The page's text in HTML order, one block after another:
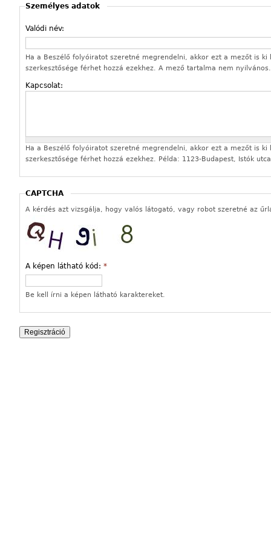
Személyes adatok
Valódi név:
Ha a Beszélő folyóiratot szeretné megrendelni, akkor ezt a mezőt is
szerkesztősége férhet hozzá ezekhez. A mező tartalma nem nyilvános.
Kapcsolat:
Ha a Beszélő folyóiratot szeretné megrendelni, akkor ezt a mezőt is
szerkesztősége férhet hozzá ezekhez. Példa: 1123-Budapest, Istók
CAPTCHA
A kérdés azt vizsgálja, hogy valós látogató, vagy robot szeretné az
A képen látható kód: *
Be kell írni a képen látható karaktereket.